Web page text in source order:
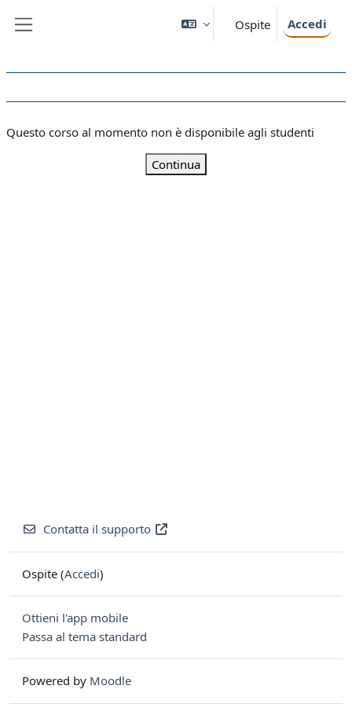
Ospite Accedi
Questo corso al momento non è disponibile agli studenti
Continua
Contatta il supporto
Ospite (Accedi)
Ottieni l'app mobile
Passa al tema standard
Powered by Moodle